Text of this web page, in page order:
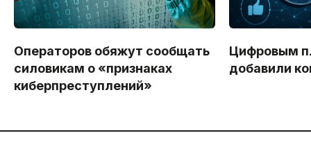
Операторов обяжут сообщать
силовикам о «признаках
киберпреступлений»
Цифровым
добавили